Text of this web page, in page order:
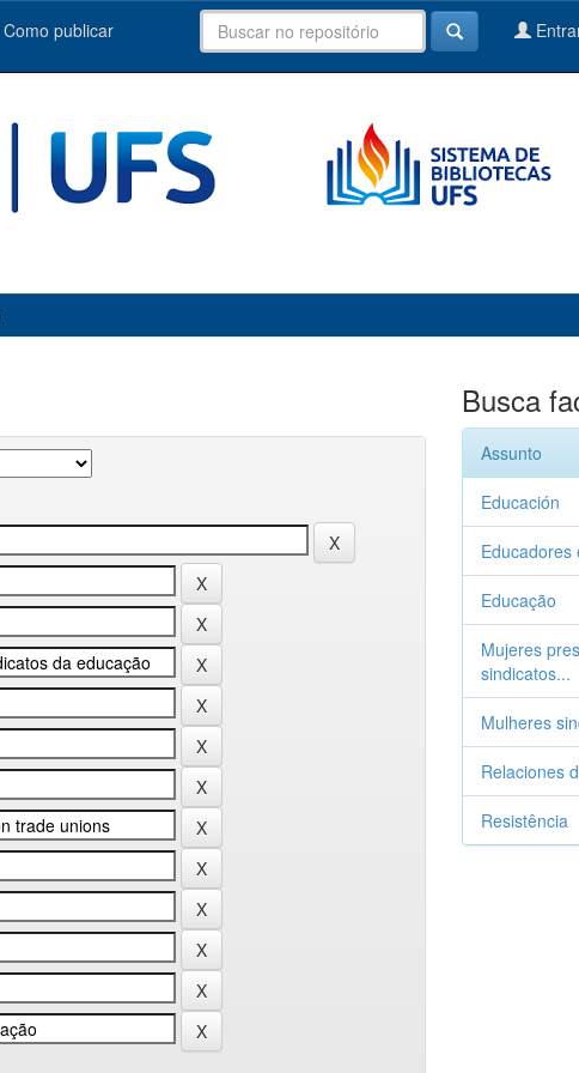
Como publicar
Busca
Assunto
Educación
Educadores
Educação
Mujeres
sindicatos...
Mulheres
Relaciones
Resistência